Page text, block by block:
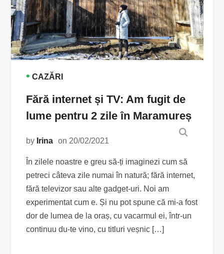
• CAZĂRI
Fără internet și TV: Am fugit de
lume pentru 2 zile în Maramureș
by Irina on 20/02/2021
În zilele noastre e greu să-ți imaginezi cum să
petreci câteva zile numai în natură; fără internet,
fără televizor sau alte gadget-uri. Noi am
experimentat cum e. Și nu pot spune că mi-a fost
dor de lumea de la oraș, cu vacarmul ei, într-un
continuu du-te vino, cu titluri veșnic […]